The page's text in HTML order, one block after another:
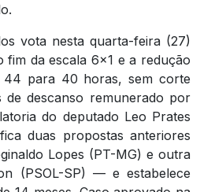
vota nesta quarta-feira (27)
da escala 6×1 e a redução
44 para 40 horas, sem corte
de descanso remunerado por
do deputado Leo Prates
duas propostas anteriores
Lopes (PT-MG) e outra
(PSOL-SP) — e estabelece